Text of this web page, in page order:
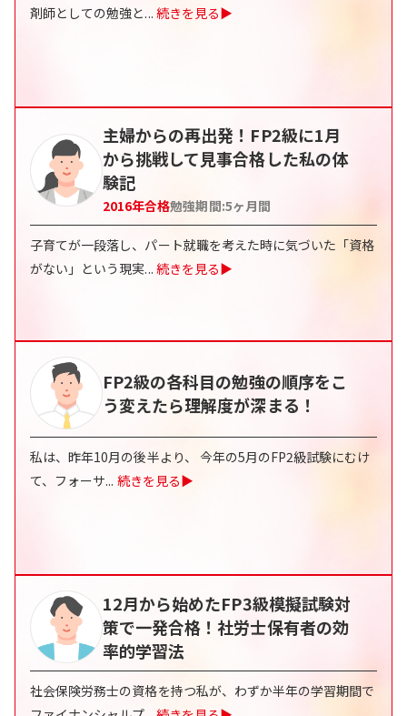
剤師としての勉強と... 続きを見る▶
主婦からの再出発！FP2級に1月
から挑戦して見事合格した私の体
験記
2016年合格勉強期間:5ヶ月間
子育てが一段落し、パート就職を考えた時に気づいた「資格
がない」という現実... 続きを見る▶
FP2級の各科目の勉強の順序をこ
う変えたら理解度が深まる！
私は、昨年10月の後半より、 今年の5月のFP2級試験にむけ
て、フォーサ... 続きを見る▶
12月から始めたFP3級模擬試験対
策で一発合格！社労士保有者の効
率的学習法
社会保険労務士の資格を持つ私が、わずか半年の学習期間で